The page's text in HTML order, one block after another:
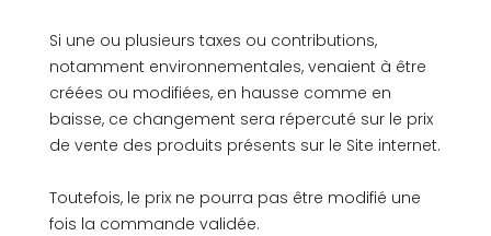
Si une ou plusieurs taxes ou contributions,
notamment environnementales, venaient à être
créées ou modifiées, en hausse comme en
baisse, ce changement sera répercuté sur le prix
de vente des produits présents sur le Site internet.
Toutefois, le prix ne pourra pas être modifié une
fois la commande validée.